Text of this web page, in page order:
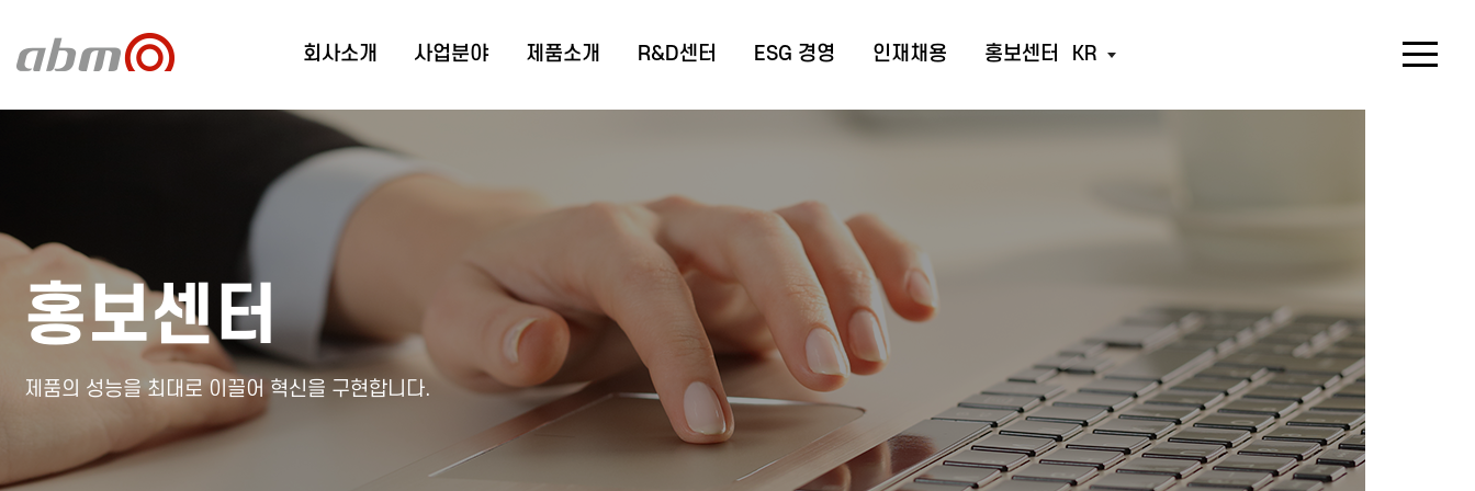
회사소개 사업분야 제품소개 R&D센터 ESG 경영 인재채용 홍보센터 KR
홍보센터
제품의 성능을 최대로 이끌어 혁신을 구현합니다.